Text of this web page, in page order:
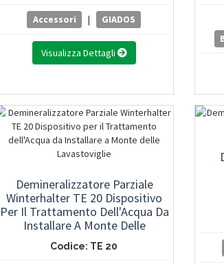
Accessori | GIADOS
Visualizza Dettagli
Demineralizzatore Parziale
Winterhalter TE 20 Dispositivo
Per Il Trattamento Dell'Acqua Da
Installare A Monte Delle
Lavastoviglie
Codice: TE 20